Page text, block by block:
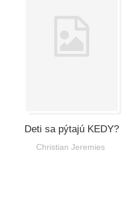
Deti sa pýtajú KEDY?
Christian Jeremies